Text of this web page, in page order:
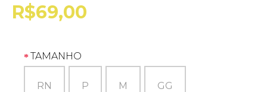
R$69,00
TAMANHO
RN P M GG